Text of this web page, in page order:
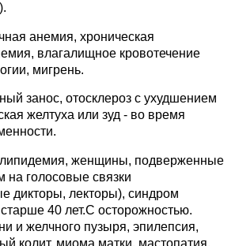
анемия, хроническая
влагалищное кровотечение
мигрень.
занос, отосклероз с ухудшением
желтуха или зуд - во время
женщины, подверженные
на голосовые связки
дикторы, лекторы), синдром
40 лет.C осторожностью.
и желчного пузыря, эпилепсия,
колит, миома матки, мастопатия,